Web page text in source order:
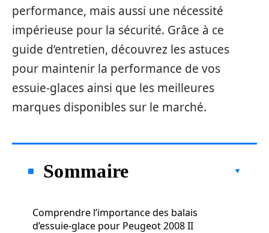
performance, mais aussi une nécessité
impérieuse pour la sécurité. Grâce à ce
guide d’entretien, découvrez les astuces
pour maintenir la performance de vos
essuie-glaces ainsi que les meilleures
marques disponibles sur le marché.
Sommaire
Comprendre l’importance des balais
d’essuie-glace pour Peugeot 2008 II